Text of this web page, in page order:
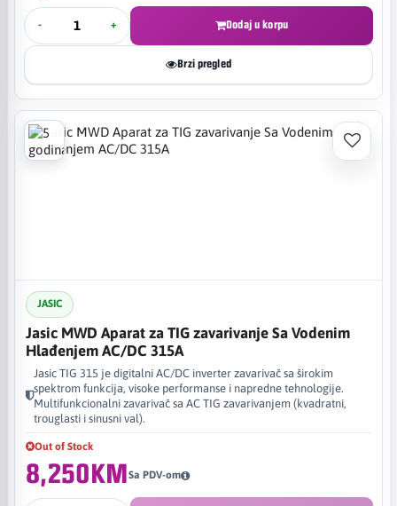
- + Dodaj u korpu
Brzi pregled
JASIC
Jasic MWD Aparat za TIG zavarivanje Sa Vodenim
Hlađenjem AC/DC 315A
Jasic TIG 315 je digitalni AC/DC inverter zavarivač sa širokim
spektrom funkcija, visoke performanse i napredne tehnologije.
Multifunkcionalni zavarivač sa AC TIG zavarivanjem (kvadratni,
trouglasti i sinusni val).
Out of Stock
8,250KMSa PDV-om